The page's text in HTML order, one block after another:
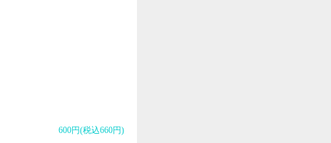
600円(税込660円)